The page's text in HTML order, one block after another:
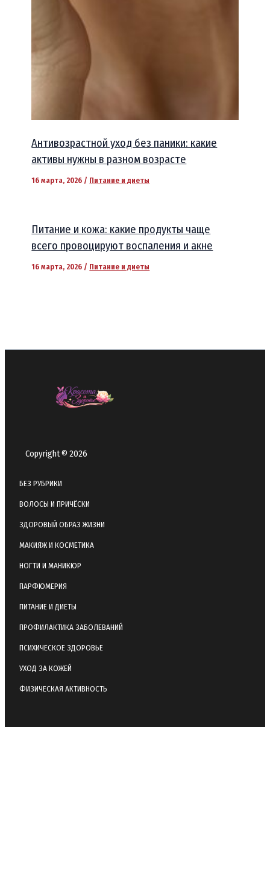
Антивозрастной уход без паники: какие
активы нужны в разном возрасте
16 марта, 2026 / Питание и диеты
Питание и кожа: какие продукты чаще
всего провоцируют воспаления и акне
16 марта, 2026 / Питание и диеты
Copyright © 2026
БЕЗ РУБРИКИ
ВОЛОСЫ И ПРИЧЁСКИ
ЗДОРОВЫЙ ОБРАЗ ЖИЗНИ
МАКИЯЖ И КОСМЕТИКА
НОГТИ И МАНИКЮР
ПАРФЮМЕРИЯ
ПИТАНИЕ И ДИЕТЫ
ПРОФИЛАКТИКА ЗАБОЛЕВАНИЙ
ПСИХИЧЕСКОЕ ЗДОРОВЬЕ
УХОД ЗА КОЖЕЙ
ФИЗИЧЕСКАЯ АКТИВНОСТЬ